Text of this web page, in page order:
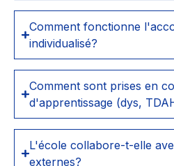
Comment fonctionne
individualisé?
Comment sont prises en
d'apprentissage (dys,
L'école collabore-t-elle
externes?